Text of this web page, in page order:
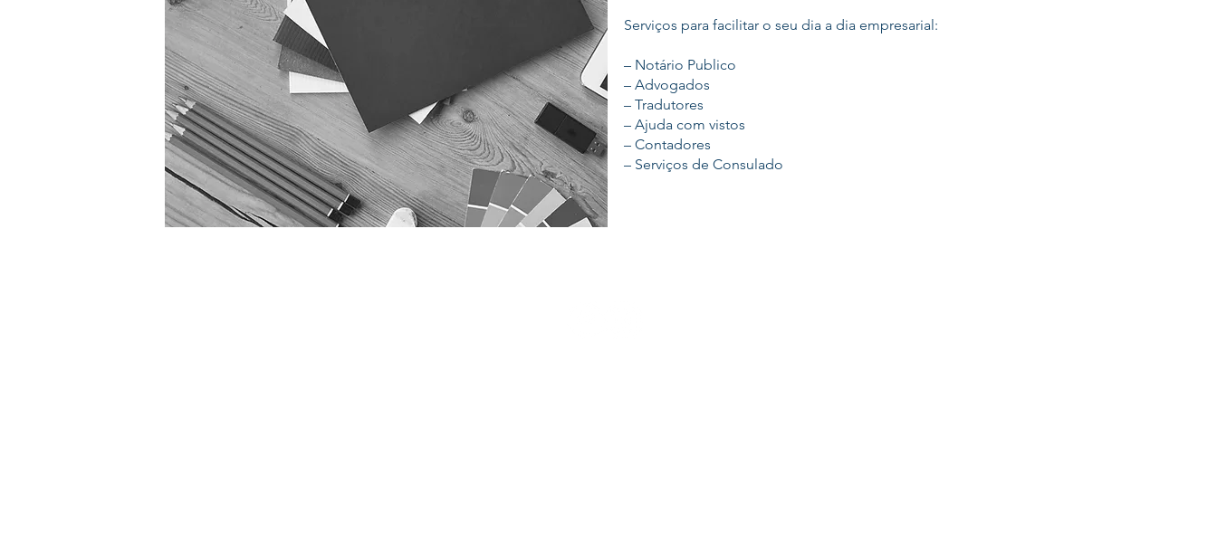
Serviços para facilitar o seu dia a dia empresarial:
– Notário Publico
– Advogados
– Tradutores
– Ajuda com vistos
– Contadores
– Serviços de Consulado